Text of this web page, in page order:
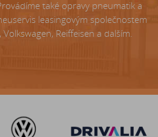
také opravy pneumatik a
leasingovým společnostem
Volkswagen, Reiffeisen a dalším.